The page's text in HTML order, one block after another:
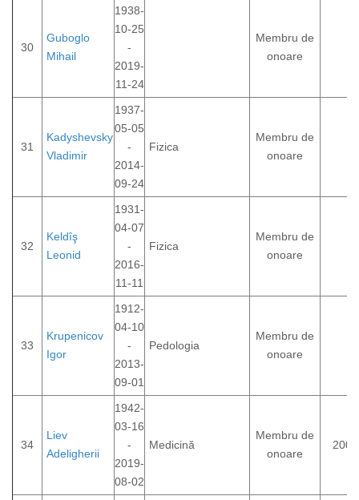
30
Guboglo
Mihail
1938-
10-25
-
2019-
11-24
Membru de
onoare
31
Kadyshevsky
Vladimir
1937-
05-05
-
2014-
09-24
Fizica
Membru de
onoare
32
Keldîş
Leonid
1931-
04-07
-
2016-
11-11
Fizica
Membru de
onoare
33
Krupenicov
Igor
1912-
04-10
-
2013-
09-01
Pedologia
Membru de
onoare
34
Liev
Adeligherii
1942-
03-16
-
2019-
08-02
Medicină
Membru de
onoare
2007